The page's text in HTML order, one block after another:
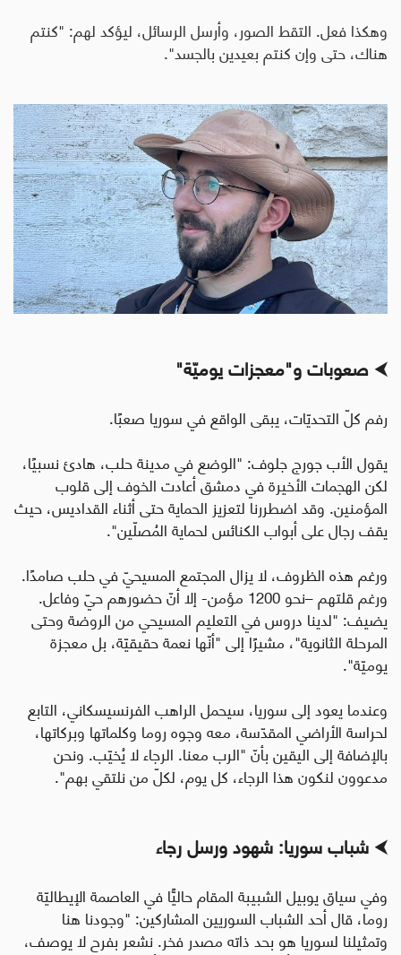
وهكذا فعل. التقط الصور، وأرسل الرسائل، ليؤكد لهم: "كنتم
هناك، حتى وإن كنتم بعيدين بالجسد".
⮜صعوبات و"معجزات يوميّة"
رفم كلّ التحديّات، يبقى الواقع في سوريا صعبًا.
يقول الأب جورج جلوف: "الوضع في مدينة حلب، هادئ نسبيًا،
لكن الهجمات الأخيرة في دمشق أعادت الخوف إلى قلوب
المؤمنين. وقد اضطررنا لتعزيز الحماية حتى أثناء القداديس، حيث
يقف رجال على أبواب الكنائس لحماية المُصلّين".
ورغم هذه الظروف، لا يزال المجتمع المسيحيّ في حلب صامدًا.
ورغم قلتهم –نحو 1200 مؤمن- إلا أنّ حضورهم حيّ وفاعل .
يضيف: "لدينا دروس في التعليم المسيحي من الروضة وحتى
المرحلة الثانوية"، مشيرًا إلى "أنّها نعمة حقيقيّة، بل معجزة
يوميّة".
وعندما يعود إلى سوريا، سيحمل الراهب الفرنسيسكاني، التابع
لحراسة الأراضي المقدّسة، معه وجوه روما وكلماتها وبركاتها،
بالإضافة إلى اليقين بأنّ "الرب معنا. الرجاء لا يُخيّب. ونحن
مدعوون لنكون هذا الرجاء، كل يوم، لكلّ من نلتقي بهم".
⮜شباب سوريا: شهود ورسل رجاء
وفي سياق يوبيل الشبيبة المقام حاليًّا في العاصمة الإيطاليّة
روما، قال أحد الشباب السوريين المشاركين: "وجودنا هنا
وتمثيلنا لسوريا هو بحد ذاته مصدر فخر. نشعر بفرح لا يوصف،